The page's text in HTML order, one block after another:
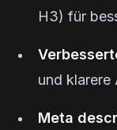
H3) für
und klarere
Meta